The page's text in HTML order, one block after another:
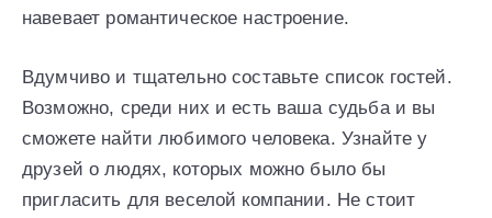
навевает романтическое настроение.
Вдумчиво и тщательно составьте список гостей.
Возможно, среди них и есть ваша судьба и вы
сможете найти любимого человека. Узнайте у
друзей о людях, которых можно было бы
пригласить для веселой компании. Не стоит